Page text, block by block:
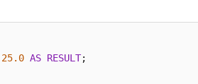
25.0 AS RESULT;